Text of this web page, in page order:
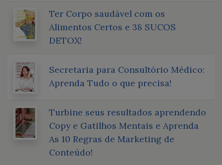
Ter Corpo saudável com os
Alimentos Certos e 38 SUCOS
DETOX!
Secretaria para Consultório Médico:
Aprenda Tudo o que precisa!
Turbine seus resultados aprendendo
Copy e Gatilhos Mentais e Aprenda
As 10 Regras de Marketing de
Conteúdo!